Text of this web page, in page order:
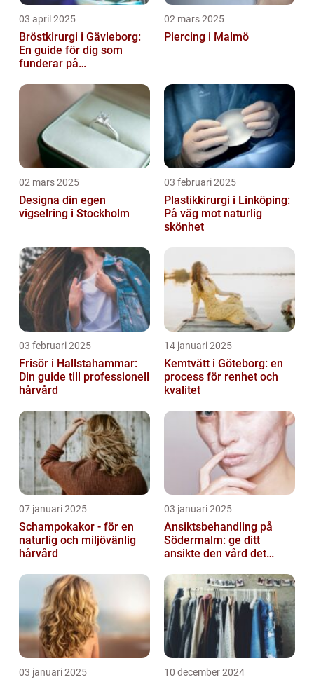
03 april 2025
Bröstkirurgi i Gävleborg:
En guide för dig som
funderar på
02 mars 2025
Piercing i Malmö
02 mars 2025
Designa din egen
vigselring i Stockholm
03 februari 2025
Plastikkirurgi i Linköping:
På väg mot naturlig
skönhet
03 februari 2025
Frisör i Hallstahammar:
Din guide till professionell
hårvård
14 januari 2025
Kemtvätt i Göteborg: en
process för renhet och
kvalitet
07 januari 2025
Schampokakor - för en
naturlig och miljövänlig
hårvård
03 januari 2025
Ansiktsbehandling på
Södermalm: ge ditt
ansikte den vård det
03 januari 2025 10 december 2024